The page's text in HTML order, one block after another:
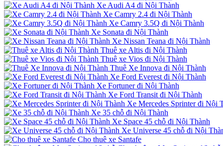
Xe Audi A4 đi Nội Thành
Xe Camry 2.4 đi Nội Thành
Xe Camry 3.5Q đi Nội Thành
Xe Sonata đi Nội Thành
Xe Nissan Teana đi Nội Thành
Thuê xe Altis đi Nội Thành
Thuê xe Vios đi Nội Thành
Thuê Xe Innova đi Nội Thành
Xe Ford Everest đi Nội Thành
Xe Fortuner đi Nội Thành
Xe Ford Transit đi Nội Thành
Xe Mercedes Sprinter đi Nội
Xe 35 chỗ đi Nội Thành
Xe Space 45 chỗ đi Nội Thành
Xe Universe 45 chỗ đi Nội
Cho thuê xe Santafe